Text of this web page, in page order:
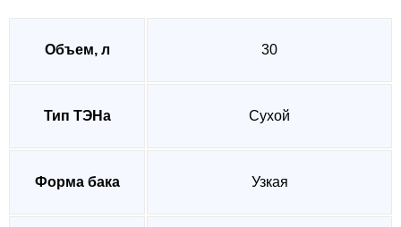
Объем, л 30
Тип ТЭНа Сухой
Форма бака Узкая